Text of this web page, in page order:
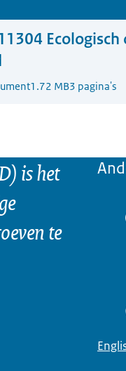
1.72 MB3 pagina's
is het
te